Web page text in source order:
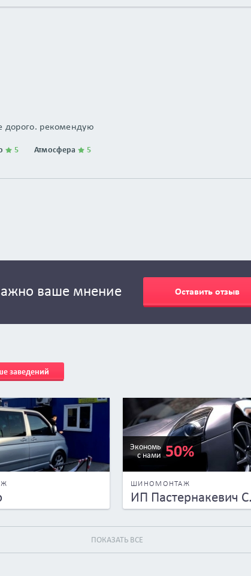
дорого. рекомендую
5 Атмосфера 5
ваше мнение Оставить отзыв
заведений
Экономь
с нами 50%
ШИНОМОНТАЖ
ИП Пастернакевич
ПОКАЗАТЬ ВСЕ